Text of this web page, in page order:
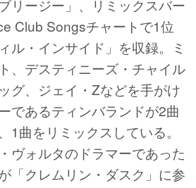
リージー」、リミックスバー
Club Songsチャートで1位
ル・インサイド」を収録。ミ
、デスティニーズ・チャイル
グ、ジェイ・Zなどを手がけ
であるティンバランドが2曲
1曲をリミックスしている。
ヴォルタのドラマーであった
「クレムリン・ダスク」に参